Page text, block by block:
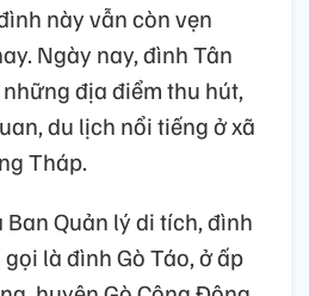
này vẫn còn vẹn
Ngày nay, đình Tân
địa điểm thu hút,
du lịch nổi tiếng ở xã
Tháp.
Quản lý di tích, đình
là đình Gò Táo, ở ấp